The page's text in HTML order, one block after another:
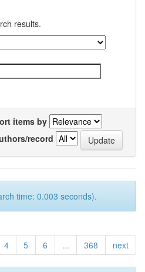
results.
items by
record
time: 0.003 seconds).
4 5 6 ... 368 next